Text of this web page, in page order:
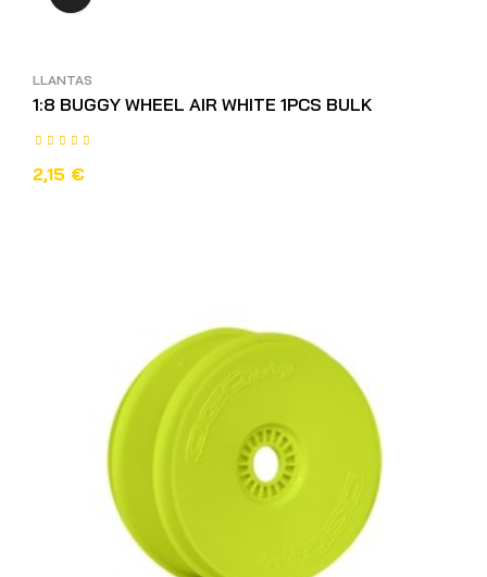
LLANTAS
1:8 BUGGY WHEEL AIR WHITE 1PCS BULK
2,15 €